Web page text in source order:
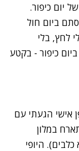
יום כיפור.
ביום חול
לחץ, בלי
כיפור - בקטע
אישי הגעתי עם
במלון
היופי